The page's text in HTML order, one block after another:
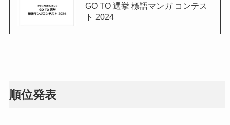
GO TO 選挙 標語マンガ コンテス
ト 2024
順位発表